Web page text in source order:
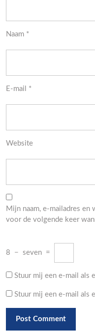
Naam *
E-mail *
Website
Mijn naam, e-mailadres en
voor de volgende keer
8 − seven =
Stuur mij een e-mail als
Stuur mij een e-mail als